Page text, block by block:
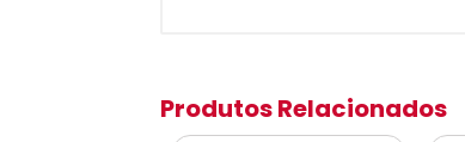
Produtos Relacionados